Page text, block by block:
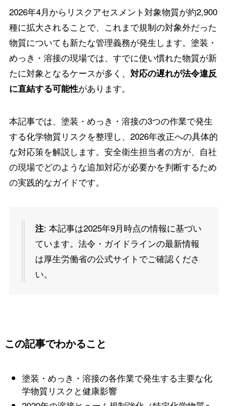
2026年4月からリスクアセスメント対象物質が約2,900
種に拡大されることで、これまで規制の対象外だった
物質についても新たな管理義務が発生します。塗装・
めっき・溶接の現場では、すでに使い慣れた物質が新
たに対象となるケースが多く、 対応の遅れが法令違反
に直結する可能性があります。
本記事では、塗装・めっき・溶接の3つの作業で発生
する化学物質リスクを整理し、2026年改正への具体的
な対応策を解説します。安全衛生担当者の方が、自社
の現場でどのような追加対応が必要かを判断するため
の実践的なガイドです。
注: 本記事は2025年9月時点の情報に基づい
ています。法令・ガイドラインの最新情報
は厚生労働省の公式サイトでご確認くださ
い。
この記事でわかること
塗装・めっき・溶接の各作業で発生する主要な化
学物質リスクと健康影響